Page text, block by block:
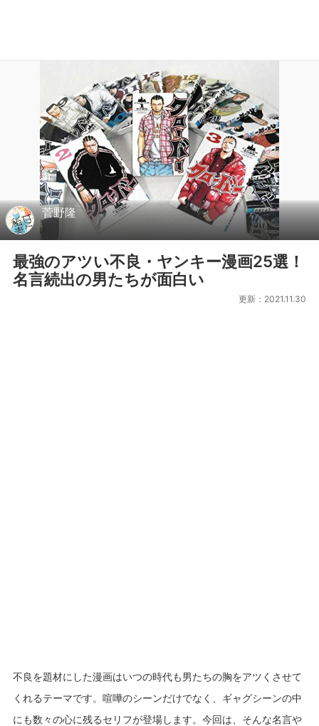
菅野隆
最強のアツい不良・ヤンキー漫画25選！
名言続出の男たちが面白い
更新：2021.11.30
不良を題材にした漫画はいつの時代も男たちの胸をアツくさせて
くれるテーマです。喧嘩のシーンだけでなく、ギャグシーンの中
にも数々の心に残るセリフが登場します。今回は、そんな名言や